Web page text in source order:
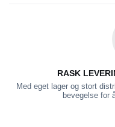
RASK
Med eget lager og stort
bevegelse for